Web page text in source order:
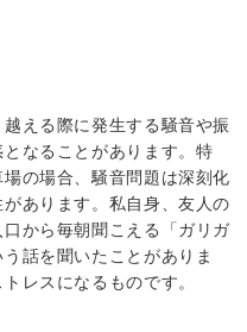
える際に発生する騒音や振
なることがあります。特
の場合、騒音問題は深刻化
あります。私自身、友人の
から毎朝聞こえる「ガリガ
話を聞いたことがありま
レスになるものです。